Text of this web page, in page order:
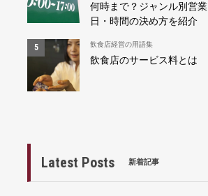
何時まで？ジャンル別営業
日・時間の決め方を紹介
飲食店経営の用語集
飲食店のサービス料とは
Latest Posts 新着記事